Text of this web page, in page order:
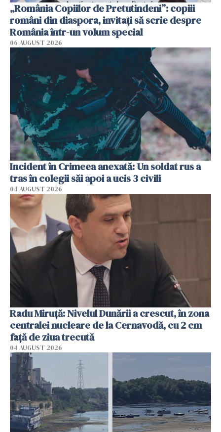
„România Copiilor de Pretutindeni”: copiii
români din diaspora, invitați să scrie despre
România într-un volum special
06 AUGUST 2026
Incident în Crimeea anexată: Un soldat rus a
tras în colegii săi apoi a ucis 3 civili
04 AUGUST 2026
Radu Miruţă: Nivelul Dunării a crescut, în zona
centralei nucleare de la Cernavodă, cu 2 cm
faţă de ziua trecută
04 AUGUST 2026